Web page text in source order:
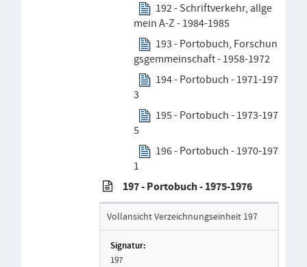
192 - Schriftverkehr, allge
mein A-Z - 1984-1985
193 - Portobuch, Forschun
gsgemmeinschaft - 1958-1972
194 - Portobuch - 1971-197
3
195 - Portobuch - 1973-197
5
196 - Portobuch - 1970-197
1
197 - Portobuch - 1975-1976
Vollansicht Verzeichnungseinheit 197
197